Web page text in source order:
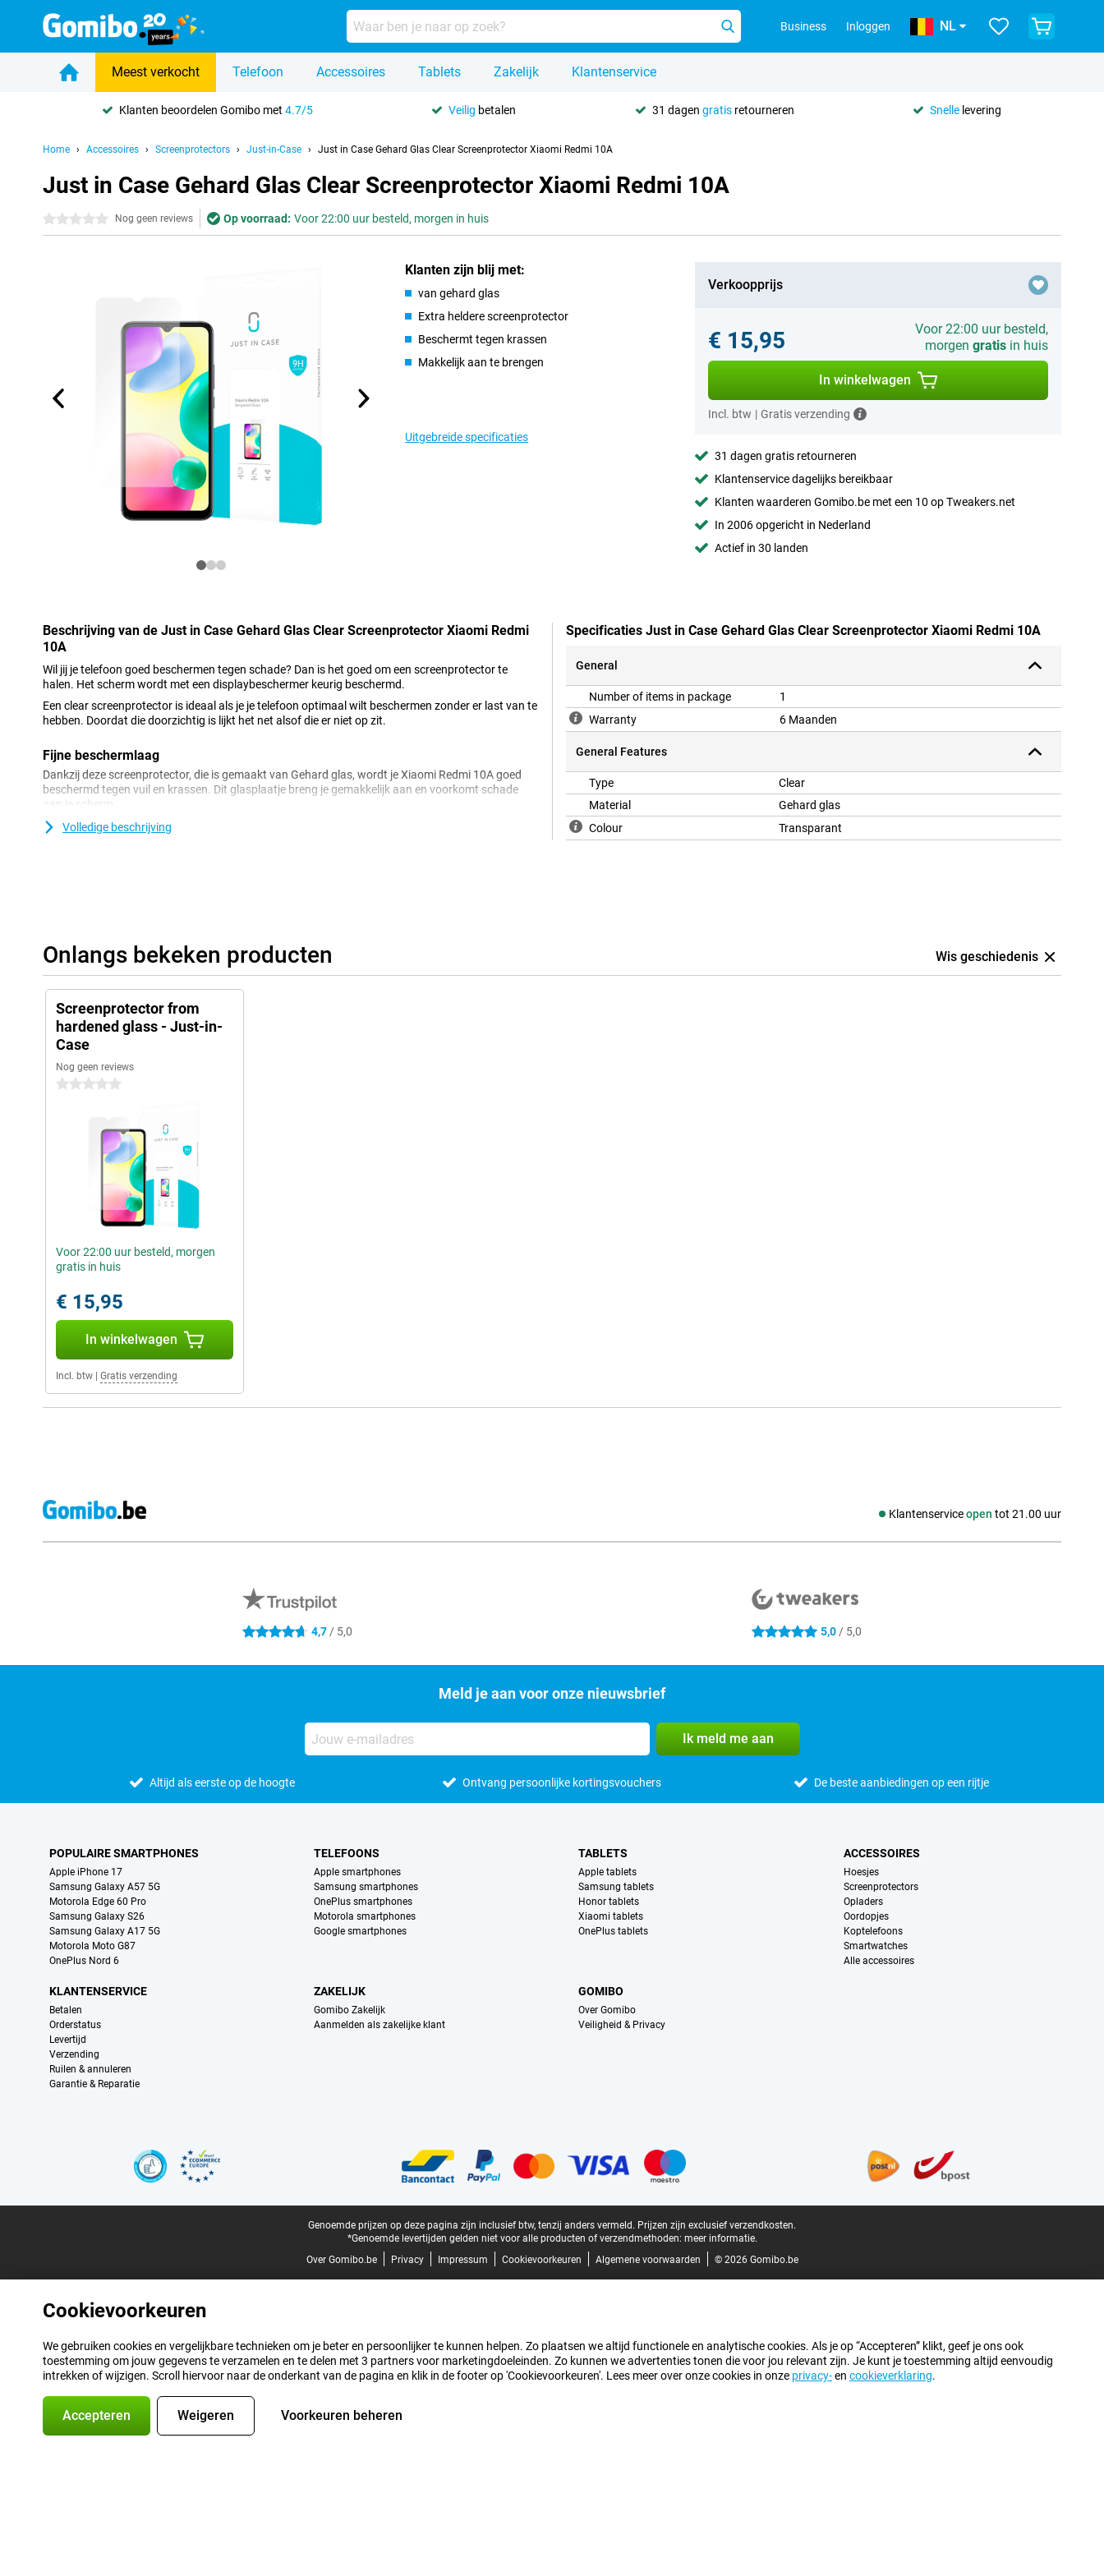
Business Inloggen NL
Meest verkocht Telefoon Accessoires Tablets Zakelijk Klantenservice
Klanten beoordelen Gomibo met 4.7/5 Veilig betalen 31 dagen gratisretourneren Snelle levering
Home Accessoires Screenprotectors Just-in-Case Just in Case Gehard Glas Clear Screenprotector Xiaomi Redmi 10A
Just in Case Gehard Glas Clear Screenprotector Xiaomi Redmi 10A
0 sterren Nog geen reviews Op voorraad: Voor 22:00 uur besteld, morgen in huis
Klanten zijn blij met:
van gehard glas
Extra heldere screenprotector
Beschermt tegen krassen
Makkelijk aan te brengen
Uitgebreide specificaties
Verkoopprijs
€ 15,95
Voor 22:00 uur besteld,
morgen gratisin huis
In winkelwagen
Incl. btw | Gratis verzending
31 dagen gratis retourneren
Klantenservice dagelijks bereikbaar
Klanten waarderen Gomibo.be met een 10 op Tweakers.net
In 2006 opgericht in Nederland
Actief in 30 landen
Beschrijving van de Just in Case Gehard Glas Clear Screenprotector Xiaomi Redmi
10A
Wil jij je telefoon goed beschermen tegen schade? Dan is het goed om een screenprotector te
halen. Het scherm wordt met een displaybeschermer keurig beschermd.
Een clear screenprotector is ideaal als je je telefoon optimaal wilt beschermen zonder er last van te
hebben. Doordat die doorzichtig is lijkt het net alsof die er niet op zit.
Fijne beschermlaag
Dankzij deze screenprotector, die is gemaakt van Gehard glas, wordt je Xiaomi Redmi 10A goed
beschermd tegen vuil en krassen. Dit glasplaatje breng je gemakkelijk aan en voorkomt schade
aan je scherm.
Volledige beschrijving
Specificaties Just in Case Gehard Glas Clear Screenprotector Xiaomi Redmi 10A
General
Number of items in package
1
Warranty
6 Maanden
General Features
Type
Clear
Material
Gehard glas
Colour
Transparant
Onlangs bekeken producten Wis geschiedenis
Screenprotector from
hardened glass - Just-in-
Case
Nog geen reviews
0 sterren
Voor 22:00 uur besteld, morgen
gratis in huis
€ 15,95
In winkelwagen
Incl. btw Gratis verzending
Klantenserviceopen tot 21.00 uur
Social media
4.7 sterren 4,7 / 5,0 5 sterren 5,0 / 5,0
Meld je aan voor onze nieuwsbrief
Ik meld me aan
Altijd als eerste op de hoogte Ontvang persoonlijke kortingsvouchers De beste aanbiedingen op een rijtje
POPULAIRE SMARTPHONES
Apple iPhone 17
Samsung Galaxy A57 5G
Motorola Edge 60 Pro
Samsung Galaxy S26
Samsung Galaxy A17 5G
Motorola Moto G87
OnePlus Nord 6
TELEFOONS
Apple smartphones
Samsung smartphones
OnePlus smartphones
Motorola smartphones
Google smartphones
TABLETS
Apple tablets
Samsung tablets
Honor tablets
Xiaomi tablets
OnePlus tablets
ACCESSOIRES
Hoesjes
Screenprotectors
Opladers
Oordopjes
Koptelefoons
Smartwatches
Alle accessoires
KLANTENSERVICE
Betalen
Orderstatus
Levertijd
Verzending
Ruilen & annuleren
Garantie & Reparatie
ZAKELIJK
Gomibo Zakelijk
Aanmelden als zakelijke klant
GOMIBO
Over Gomibo
Veiligheid & Privacy
Genoemde prijzen op deze pagina zijn inclusief btw, tenzij anders vermeld. Prijzen zijn exclusief verzendkosten.
*Genoemde levertijden gelden niet voor alle producten of verzendmethoden: meer informatie.
Over Gomibo.be
Privacy Impressum Cookievoorkeuren Algemene voorwaarden © 2026 Gomibo.be
Cookievoorkeuren
We gebruiken cookies en vergelijkbare technieken om je beter en persoonlijker te kunnen helpen. Zo plaatsen we altijd functionele en analytische cookies. Als je op “Accepteren” klikt, geef je ons ook
toestemming om jouw gegevens te verzamelen en te delen met 3 partners voor marketingdoeleinden. Zo kunnen we advertenties tonen die voor jou relevant zijn. Je kunt je toestemming altijd eenvoudig
intrekken of wijzigen. Scroll hiervoor naar de onderkant van de pagina en klik in de footer op 'Cookievoorkeuren'. Lees meer over onze cookies in onze privacy-en cookieverklaring.
Accepteren Weigeren Voorkeuren beheren